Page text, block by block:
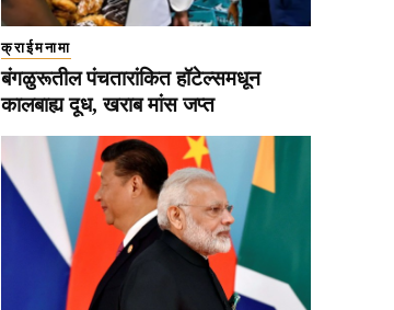
क्राईमनामा
बंगळुरूतील पंचतारांकित हॉटेल्समधून
कालबाह्य दूध, खराब मांस जप्त